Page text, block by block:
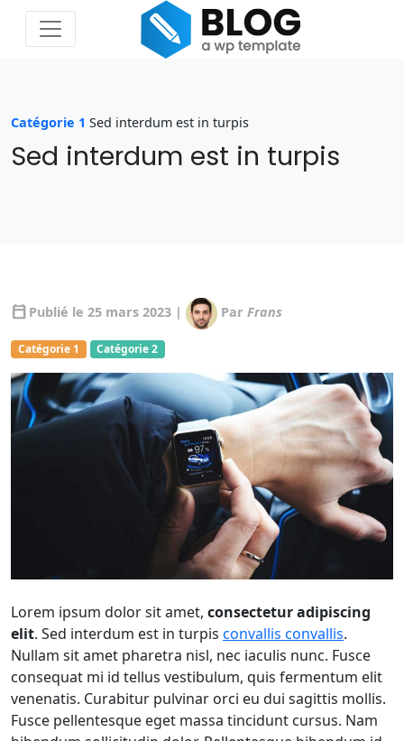
Catégorie 1 Sed interdum est in turpis
Sed interdum est in turpis
calendar_today Publié le 25 mars 2023 | Par Frans
Catégorie 1 Catégorie 2
Lorem ipsum dolor sit amet, consectetur adipiscing
elit. Sed interdum est in turpis convallis convallis.
Nullam sit amet pharetra nisl, nec iaculis nunc. Fusce
consequat mi id tellus vestibulum, quis fermentum elit
venenatis. Curabitur pulvinar orci eu dui sagittis mollis.
Fusce pellentesque eget massa tincidunt cursus. Nam